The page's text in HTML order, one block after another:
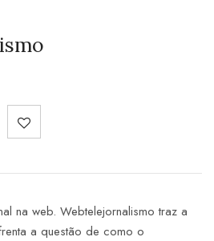
na web. Webtelejornalismo traz a
a questão de como o